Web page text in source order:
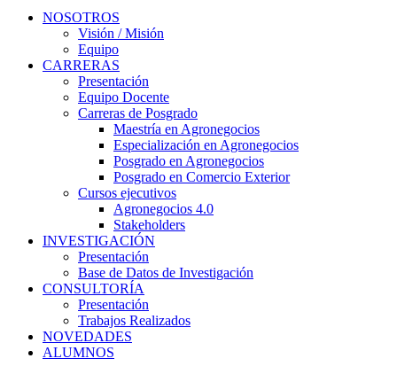
NOSOTROS
Visión / Misión
Equipo
CARRERAS
Presentación
Equipo Docente
Carreras de Posgrado
Maestría en Agronegocios
Especialización en Agronegocios
Posgrado en Agronegocios
Posgrado en Comercio Exterior
Cursos ejecutivos
Agronegocios 4.0
Stakeholders
INVESTIGACIÓN
Presentación
Base de Datos de Investigación
CONSULTORÍA
Presentación
Trabajos Realizados
NOVEDADES
ALUMNOS